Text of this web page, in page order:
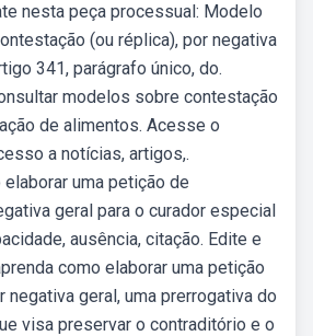
nesta peça processual: Modelo
(ou réplica), por negativa
341, parágrafo único, do.
modelos sobre contestação
de alimentos. Acesse o
a notícias, artigos,.
uma petição de
geral para o curador especial
ausência, citação. Edite e
como elaborar uma petição
negativa geral, uma prerrogativa do
visa preservar o contraditório e o